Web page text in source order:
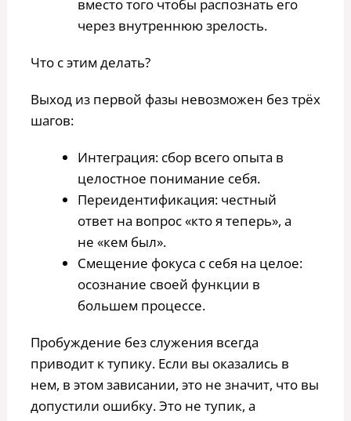
вместо того чтобы распознать его
через внутреннюю зрелость.
Что с этим делать?
Выход из первой фазы невозможен без трёх
шагов:
Интеграция: сбор всего опыта в
целостное понимание себя.
Переидентификация: честный
ответ на вопрос «кто я теперь», а
не «кем был».
Смещение фокуса с себя на целое:
осознание своей функции в
большем процессе.
Пробуждение без служения всегда
приводит к тупику. Если вы оказались в
нем, в этом зависании, это не значит, что вы
допустили ошибку. Это не тупик, а